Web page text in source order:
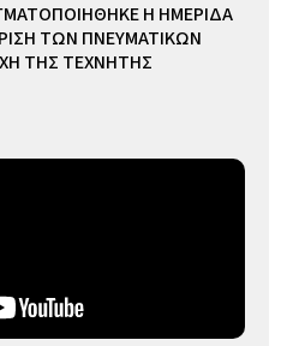
Η ΗΜΕΡΙΔΑ
ΤΩΝ ΠΝΕΥΜΑΤΙΚΩΝ
ΤΗΣ ΤΕΧΝΗΤΗΣ